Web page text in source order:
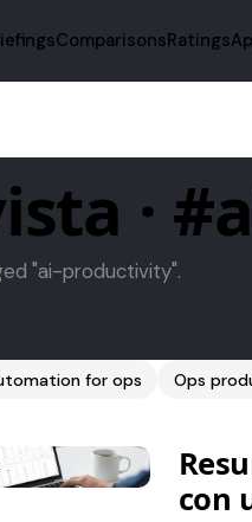
·
"ai-productivity".
for ops Ops
con
ComparisonsRatings